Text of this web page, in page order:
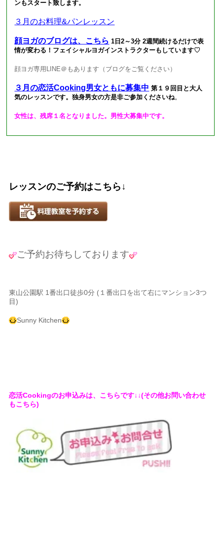
ンもスタート致します。
３月のお料理&パンレッスン
顔ヨガのブログは、こちら 1日2～3分 2週間続けるだけで表
情が変わる！フェイシャルヨガインストラクターもしています♡
顔ヨガ専用LINE＠もあります（ブログをご覧ください）
３月の恋活Cooking男女ともに募集中 第１９回目と大人
気のレッスンです。独身男女の方是非ご参加くださいね。
女性は、残席１名となりました。男性大募集中です。
レッスンのご予約はこちら↓
ご予約お待ちしております
東山公園駅 1番出口徒歩0分 (１番出口を出て右にマンション3つ
目)
Sunny Kitchen
恋活Cookingのお申込みは、こちらです↓↓(その他お問い合わせ
もこちら)